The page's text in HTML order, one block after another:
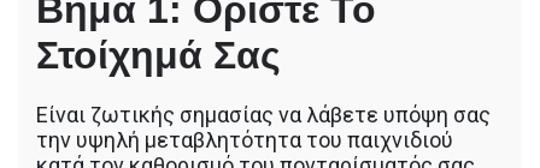
Βήμα 1: Ορίστε Το
Στοίχημά Σας
Είναι ζωτικής σημασίας να λάβετε υπόψη σας
την υψηλή μεταβλητότητα του παιχνιδιού